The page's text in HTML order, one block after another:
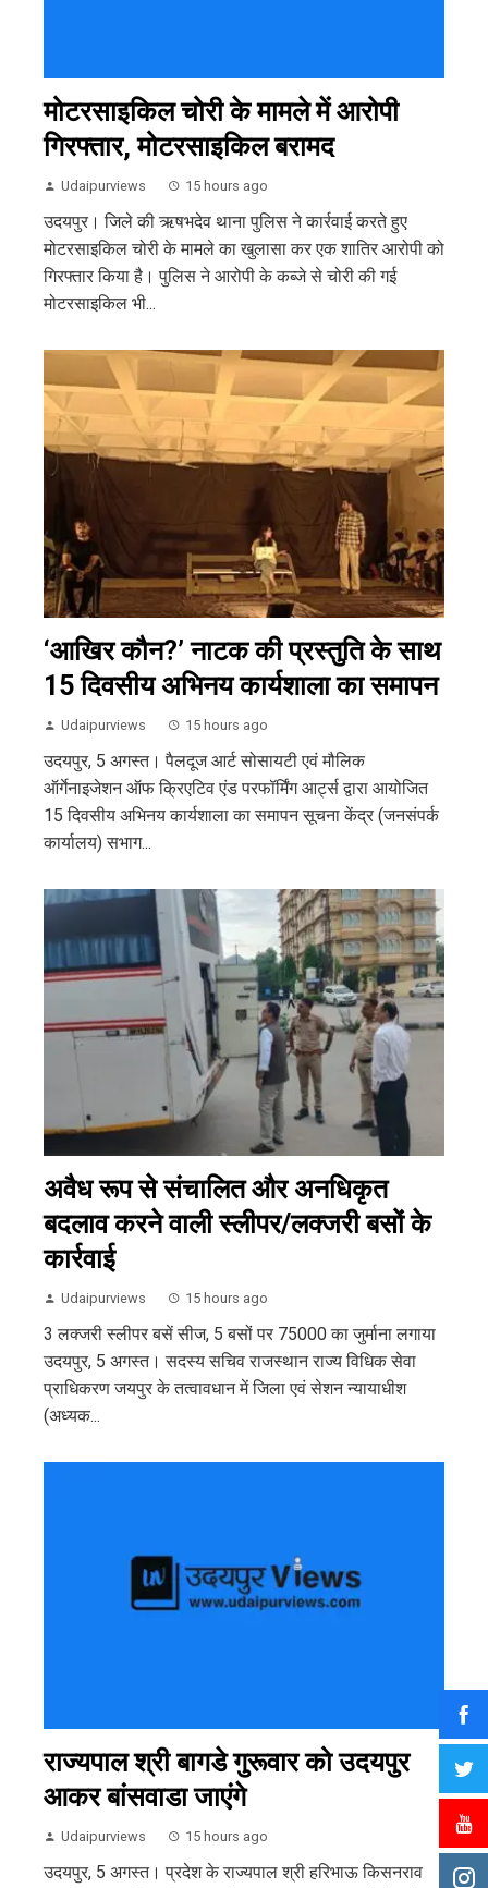
मोटरसाइकिल चोरी के मामले में आरोपी
गिरफ्तार, मोटरसाइकिल बरामद
Udaipurviews 15 hours ago
उदयपुर। जिले की ऋषभदेव थाना पुलिस ने कार्रवाई करते हुए
मोटरसाइकिल चोरी के मामले का खुलासा कर एक शातिर आरोपी को
गिरफ्तार किया है। पुलिस ने आरोपी के कब्जे से चोरी की गई
मोटरसाइकिल भी...
‘आखिर कौन?’ नाटक की प्रस्तुति के साथ
15 दिवसीय अभिनय कार्यशाला का समापन
Udaipurviews 15 hours ago
उदयपुर, 5 अगस्त। पैलदूज आर्ट सोसायटी एवं मौलिक
ऑर्गेनाइजेशन ऑफ क्रिएटिव एंड परफॉर्मिंग आर्ट्स द्वारा आयोजित
15 दिवसीय अभिनय कार्यशाला का समापन सूचना केंद्र (जनसंपर्क
कार्यालय) सभाग...
अवैध रूप से संचालित और अनधिकृत
बदलाव करने वाली स्लीपर/लक्जरी बसों के
कार्रवाई
Udaipurviews 15 hours ago
3 लक्जरी स्लीपर बसें सीज, 5 बसों पर 75000 का जुर्माना लगाया
उदयपुर, 5 अगस्त। सदस्य सचिव राजस्थान राज्य विधिक सेवा
प्राधिकरण जयपुर के तत्वावधान में जिला एवं सेशन न्यायाधीश
(अध्यक...
राज्यपाल श्री बागडे गुरूवार को उदयपुर
आकर बांसवाडा जाएंगे
Udaipurviews 15 hours ago
उदयपुर, 5 अगस्त। प्रदेश के राज्यपाल श्री हरिभाऊ किसनराव